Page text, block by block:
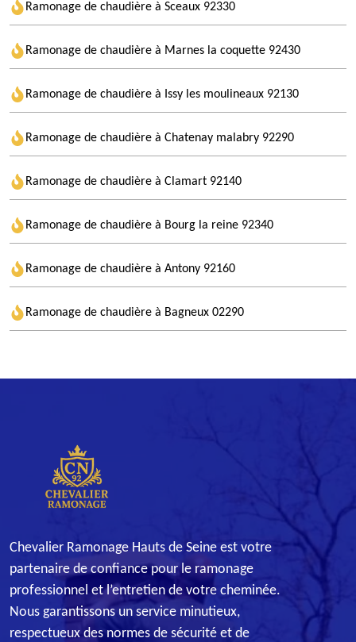
Ramonage de chaudière à Sceaux 92330
Ramonage de chaudière à Marnes la coquette 92430
Ramonage de chaudière à Issy les moulineaux 92130
Ramonage de chaudière à Chatenay malabry 92290
Ramonage de chaudière à Clamart 92140
Ramonage de chaudière à Bourg la reine 92340
Ramonage de chaudière à Antony 92160
Ramonage de chaudière à Bagneux 02290
Chevalier Ramonage Hauts de Seine est votre
partenaire de confiance pour le ramonage
professionnel et l’entretien de votre cheminée.
Nous garantissons un service minutieux,
respectueux des normes de sécurité et de